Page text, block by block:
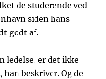
de studerende ved
siden hans
godt af.
ledelse, er det ikke
han beskriver. Og de